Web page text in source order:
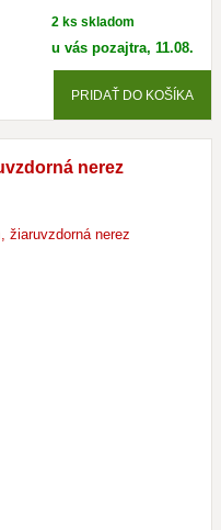
2 ks skladom
u vás pozajtra, 11.08.
PRIDAŤ DO KOŠÍKA
nerez